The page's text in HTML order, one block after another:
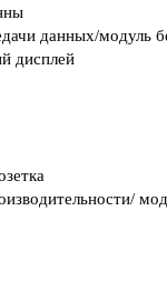
данных/модуль
дисплей